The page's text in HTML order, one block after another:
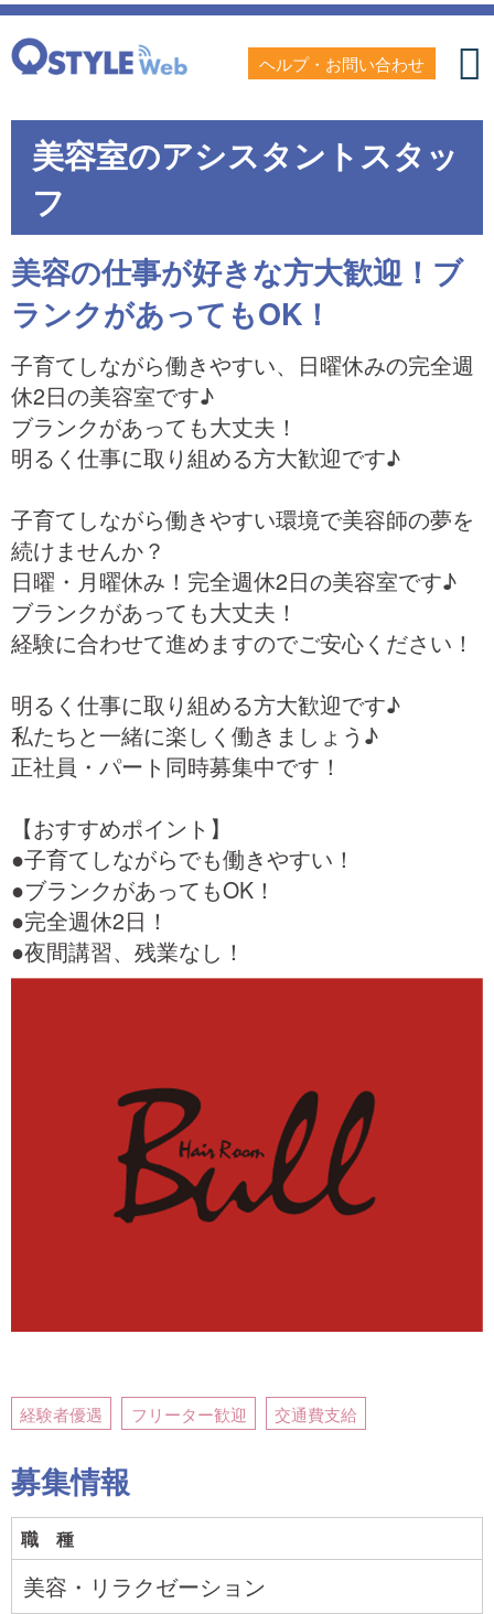
ヘルプ・お問い合わせ
美容室のアシスタントスタッ
フ
美容の仕事が好きな方大歓迎！ブ
ランクがあってもOK！
子育てしながら働きやすい、日曜休みの完全週
休2日の美容室です♪
ブランクがあっても大丈夫！
明るく仕事に取り組める方大歓迎です♪
子育てしながら働きやすい環境で美容師の夢を
続けませんか？
日曜・月曜休み！完全週休2日の美容室です♪
ブランクがあっても大丈夫！
経験に合わせて進めますのでご安心ください！
明るく仕事に取り組める方大歓迎です♪
私たちと一緒に楽しく働きましょう♪
正社員・パート同時募集中です！
【おすすめポイント】
●子育てしながらでも働きやすい！
●ブランクがあってもOK！
●完全週休2日！
●夜間講習、残業なし！
経験者優遇 フリーター歓迎 交通費支給
募集情報
職 種
美容・リラクゼーション